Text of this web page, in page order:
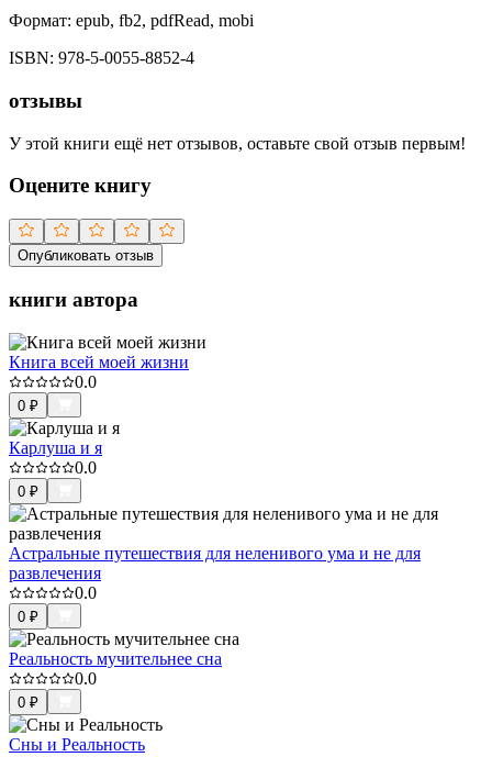
Формат: epub, fb2, pdfRead, mobi
ISBN: 978-5-0055-8852-4
отзывы
У этой книги ещё нет отзывов, оставьте свой отзыв первым!
Оцените книгу
Опубликовать отзыв
книги автора
Книга всей моей жизни
0.0
0 ₽
Карлуша и я
0.0
0 ₽
Астральные путешествия для неленивого ума и не для
развлечения
0.0
0 ₽
Реальность мучительнее сна
0.0
0 ₽
Сны и Реальность